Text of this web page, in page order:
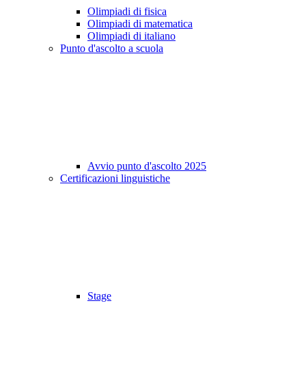
Olimpiadi di fisica
Olimpiadi di matematica
Olimpiadi di italiano
Punto d'ascolto a scuola
Avvio punto d'ascolto 2025
Certificazioni linguistiche
Stage